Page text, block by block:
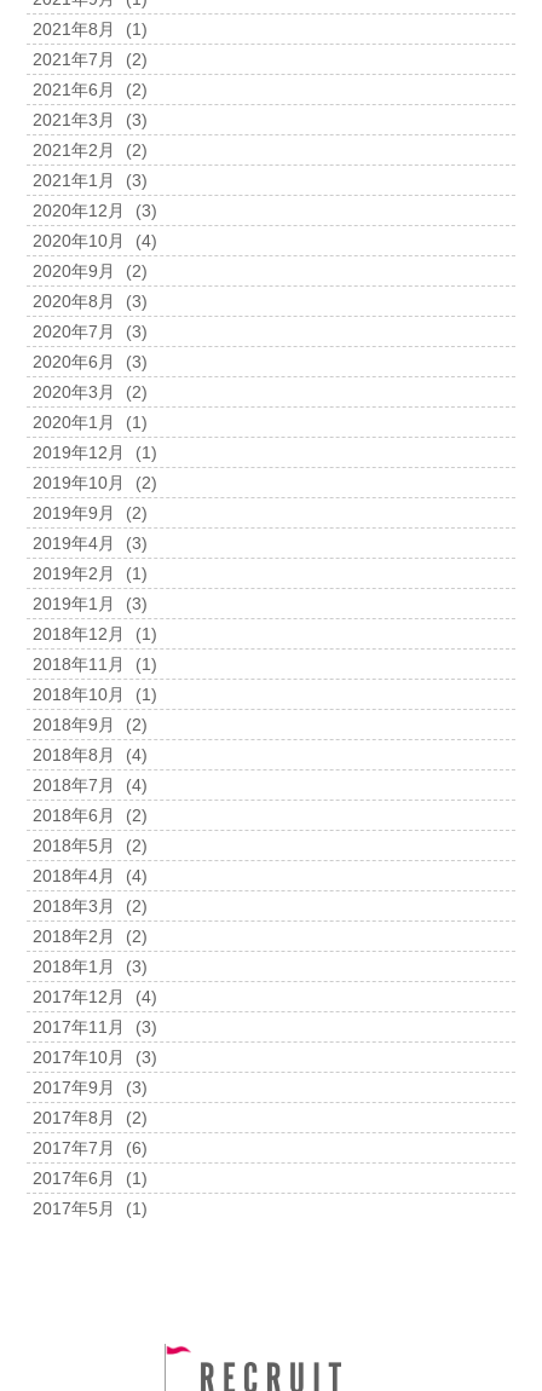
2021年8月
(1)
2021年7月
(2)
2021年6月
(2)
2021年3月
(3)
2021年2月
(2)
2021年1月
(3)
2020年12月
(3)
2020年10月
(4)
2020年9月
(2)
2020年8月
(3)
2020年7月
(3)
2020年6月
(3)
2020年3月
(2)
2020年1月
(1)
2019年12月
(1)
2019年10月
(2)
2019年9月
(2)
2019年4月
(3)
2019年2月
(1)
2019年1月
(3)
2018年12月
(1)
2018年11月
(1)
2018年10月
(1)
2018年9月
(2)
2018年8月
(4)
2018年7月
(4)
2018年6月
(2)
2018年5月
(2)
2018年4月
(4)
2018年3月
(2)
2018年2月
(2)
2018年1月
(3)
2017年12月
(4)
2017年11月
(3)
2017年10月
(3)
2017年9月
(3)
2017年8月
(2)
2017年7月
(6)
2017年6月
(1)
2017年5月
(1)